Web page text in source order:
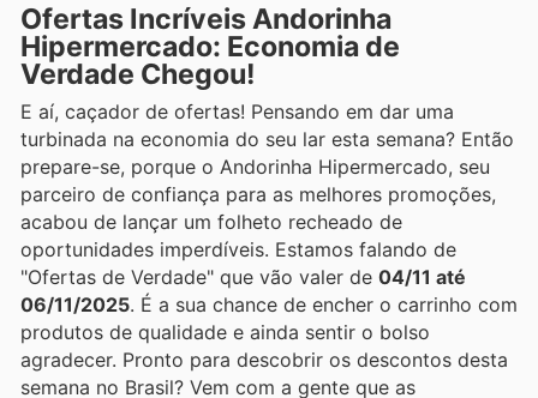
Ofertas Incríveis Andorinha
Hipermercado: Economia de
Verdade Chegou!
E aí, caçador de ofertas! Pensando em dar uma
turbinada na economia do seu lar esta semana? Então
prepare-se, porque o Andorinha Hipermercado, seu
parceiro de confiança para as melhores promoções,
acabou de lançar um folheto recheado de
oportunidades imperdíveis. Estamos falando de
"Ofertas de Verdade" que vão valer de 04/11 até
06/11/2025. É a sua chance de encher o carrinho com
produtos de qualidade e ainda sentir o bolso
agradecer. Pronto para descobrir os descontos desta
semana no Brasil? Vem com a gente que as